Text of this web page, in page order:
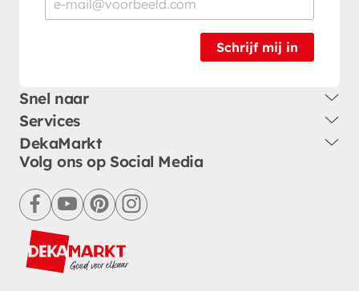
Schrijf mij in
Snel naar
Services
DekaMarkt
Volg ons op Social Media
facebookyoutubepinterestinstagram